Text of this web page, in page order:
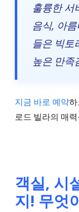
훌륭한 서
음식, 아
들은 빅토
높은 만족
지금 바로 예약
로드 빌라의 매
객실, 시
지! 무엇